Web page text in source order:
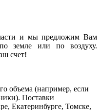
и мы предложим Вам
земле или по воздуху.
счет!
объема (например, если
Поставки
Екатеринбурге, Томске,